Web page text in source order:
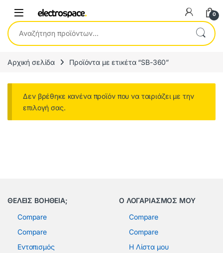
0
Αναζήτηση για:
Αρχική σελίδα Προϊόντα με ετικέτα “SB-360”
Δεν βρέθηκε κανένα προϊόν που να ταιριάζει με την
επιλογή σας.
ΘΕΛΕΙΣ ΒΟΗΘΕΙΑ;
Compare
Compare
Εντοπισμός
Ο ΛΟΓΑΡΙΑΣΜΟΣ ΜΟΥ
Compare
Compare
Η Λίστα μου